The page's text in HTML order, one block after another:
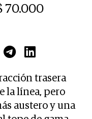
70.000
trasera
la línea, pero
austero y una